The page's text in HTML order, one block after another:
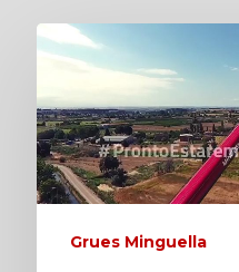
Grues Minguella